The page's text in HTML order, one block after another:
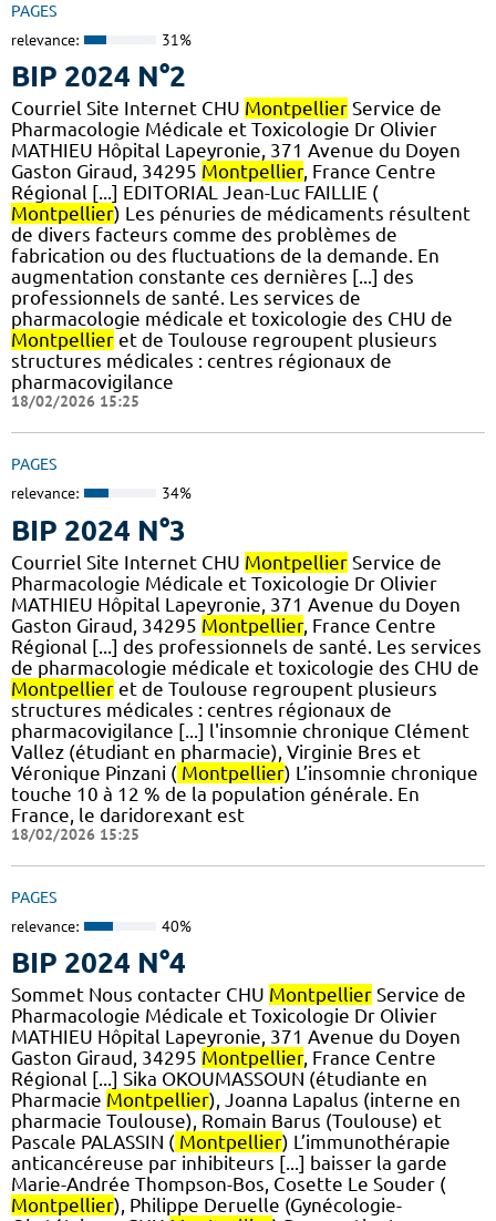
PAGES
relevance: 31%
BIP 2024 N°2
Courriel Site Internet CHU Montpellier Service de
Pharmacologie Médicale et Toxicologie Dr Olivier
MATHIEU Hôpital Lapeyronie, 371 Avenue du Doyen
Gaston Giraud, 34295 Montpellier, France Centre
Régional [...] EDITORIAL Jean-Luc FAILLIE (
Montpellier) Les pénuries de médicaments résultent
de divers facteurs comme des problèmes de
fabrication ou des fluctuations de la demande. En
augmentation constante ces dernières [...] des
professionnels de santé. Les services de
pharmacologie médicale et toxicologie des CHU de
Montpellier et de Toulouse regroupent plusieurs
structures médicales : centres régionaux de
pharmacovigilance
18/02/2026 15:25
PAGES
relevance: 34%
BIP 2024 N°3
Courriel Site Internet CHU Montpellier Service de
Pharmacologie Médicale et Toxicologie Dr Olivier
MATHIEU Hôpital Lapeyronie, 371 Avenue du Doyen
Gaston Giraud, 34295 Montpellier, France Centre
Régional [...] des professionnels de santé. Les services
de pharmacologie médicale et toxicologie des CHU de
Montpellier et de Toulouse regroupent plusieurs
structures médicales : centres régionaux de
pharmacovigilance [...] l'insomnie chronique Clément
Vallez (étudiant en pharmacie), Virginie Bres et
Véronique Pinzani ( Montpellier) L’insomnie chronique
touche 10 à 12 % de la population générale. En
France, le daridorexant est
18/02/2026 15:25
PAGES
relevance: 40%
BIP 2024 N°4
Sommet Nous contacter CHU Montpellier Service de
Pharmacologie Médicale et Toxicologie Dr Olivier
MATHIEU Hôpital Lapeyronie, 371 Avenue du Doyen
Gaston Giraud, 34295 Montpellier, France Centre
Régional [...] Sika OKOUMASSOUN (étudiante en
Pharmacie Montpellier), Joanna Lapalus (interne en
pharmacie Toulouse), Romain Barus (Toulouse) et
Pascale PALASSIN ( Montpellier) L’immunothérapie
anticancéreuse par inhibiteurs [...] baisser la garde
Marie-Andrée Thompson-Bos, Cosette Le Souder (
Montpellier), Philippe Deruelle (Gynécologie-